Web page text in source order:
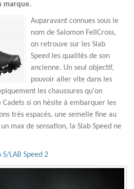
marque.
Auparavant connues sous le
nom de Salomon FellCross,
on retrouve sur les Slab
Speed les qualités de son
ancienne. Un seul objectif,
pouvoir aller vite dans les
les chaussures qu'on
Cadets si on hésite à embarquer les
très espacés, une semelle fine au
max de sensation, la Slab Speed ne
LAB Speed 2